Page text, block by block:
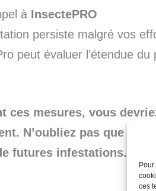
ces
à InsectePRO
persiste malgré vos
peut évaluer l’étendue
ces mesures, vous
N’oubliez pas que la
futures infestations.